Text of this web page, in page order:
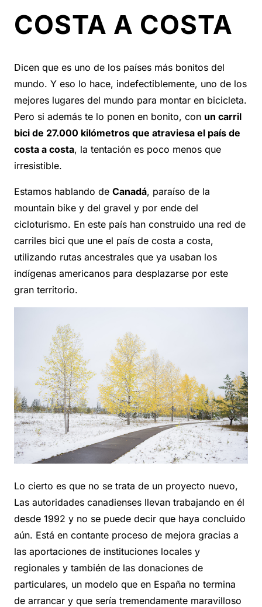
COSTA A COSTA
Dicen que es uno de los países más bonitos del
mundo. Y eso lo hace, indefectiblemente, uno de los
mejores lugares del mundo para montar en bicicleta.
Pero si además te lo ponen en bonito, con un carril
bici de 27.000 kilómetros que atraviesa el país de
costa a costa, la tentación es poco menos que
irresistible.
Estamos hablando de Canadá, paraíso de la
mountain bike y del gravel y por ende del
cicloturismo. En este país han construido una red de
carriles bici que une el país de costa a costa,
utilizando rutas ancestrales que ya usaban los
indígenas americanos para desplazarse por este
gran territorio.
Lo cierto es que no se trata de un proyecto nuevo,
Las autoridades canadienses llevan trabajando en él
desde 1992 y no se puede decir que haya concluido
aún. Está en contante proceso de mejora gracias a
las aportaciones de instituciones locales y
regionales y también de las donaciones de
particulares, un modelo que en España no termina
de arrancar y que sería tremendamente maravilloso